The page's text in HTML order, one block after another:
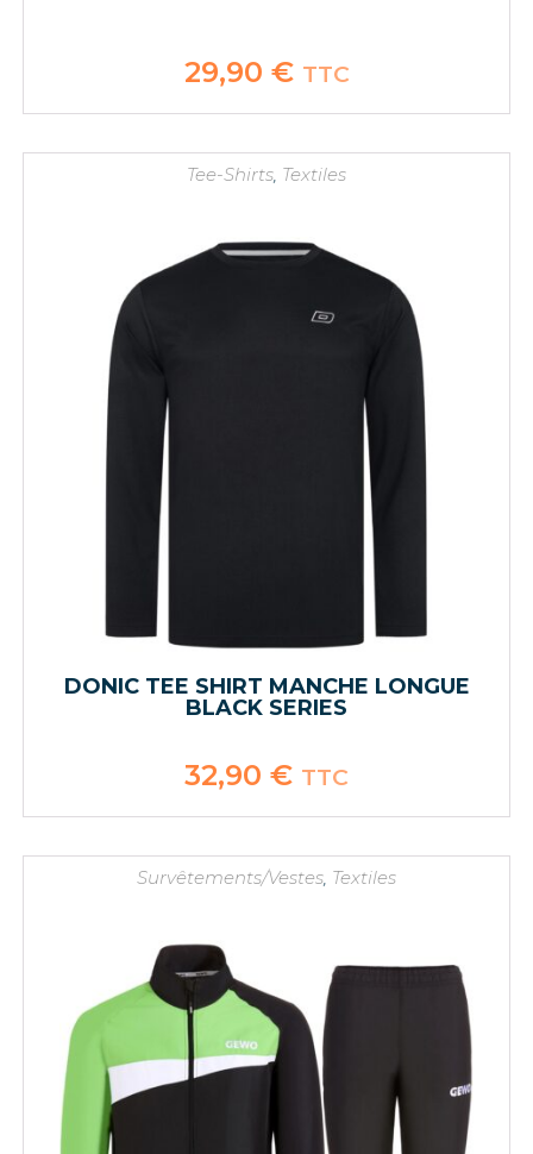
29,90 € TTC
Tee-Shirts, Textiles
DONIC TEE SHIRT MANCHE LONGUE
BLACK SERIES
32,90 € TTC
Survêtements/Vestes, Textiles